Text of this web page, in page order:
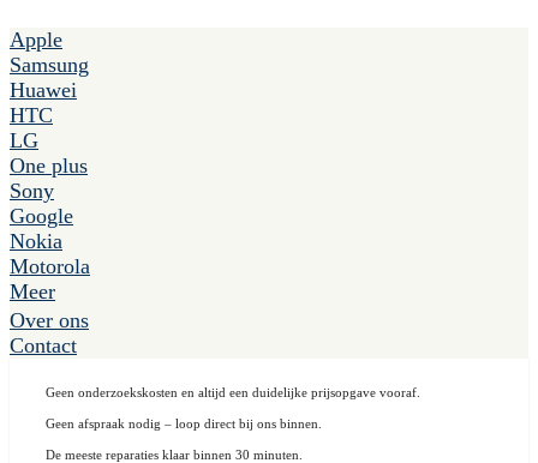
Apple
Samsung
Huawei
HTC
LG
One plus
Sony
Google
Nokia
Motorola
Meer
Over ons
Contact
Geen onderzoekskosten en altijd een duidelijke prijsopgave vooraf.
Geen afspraak nodig – loop direct bij ons binnen.
De meeste reparaties klaar binnen 30 minuten.